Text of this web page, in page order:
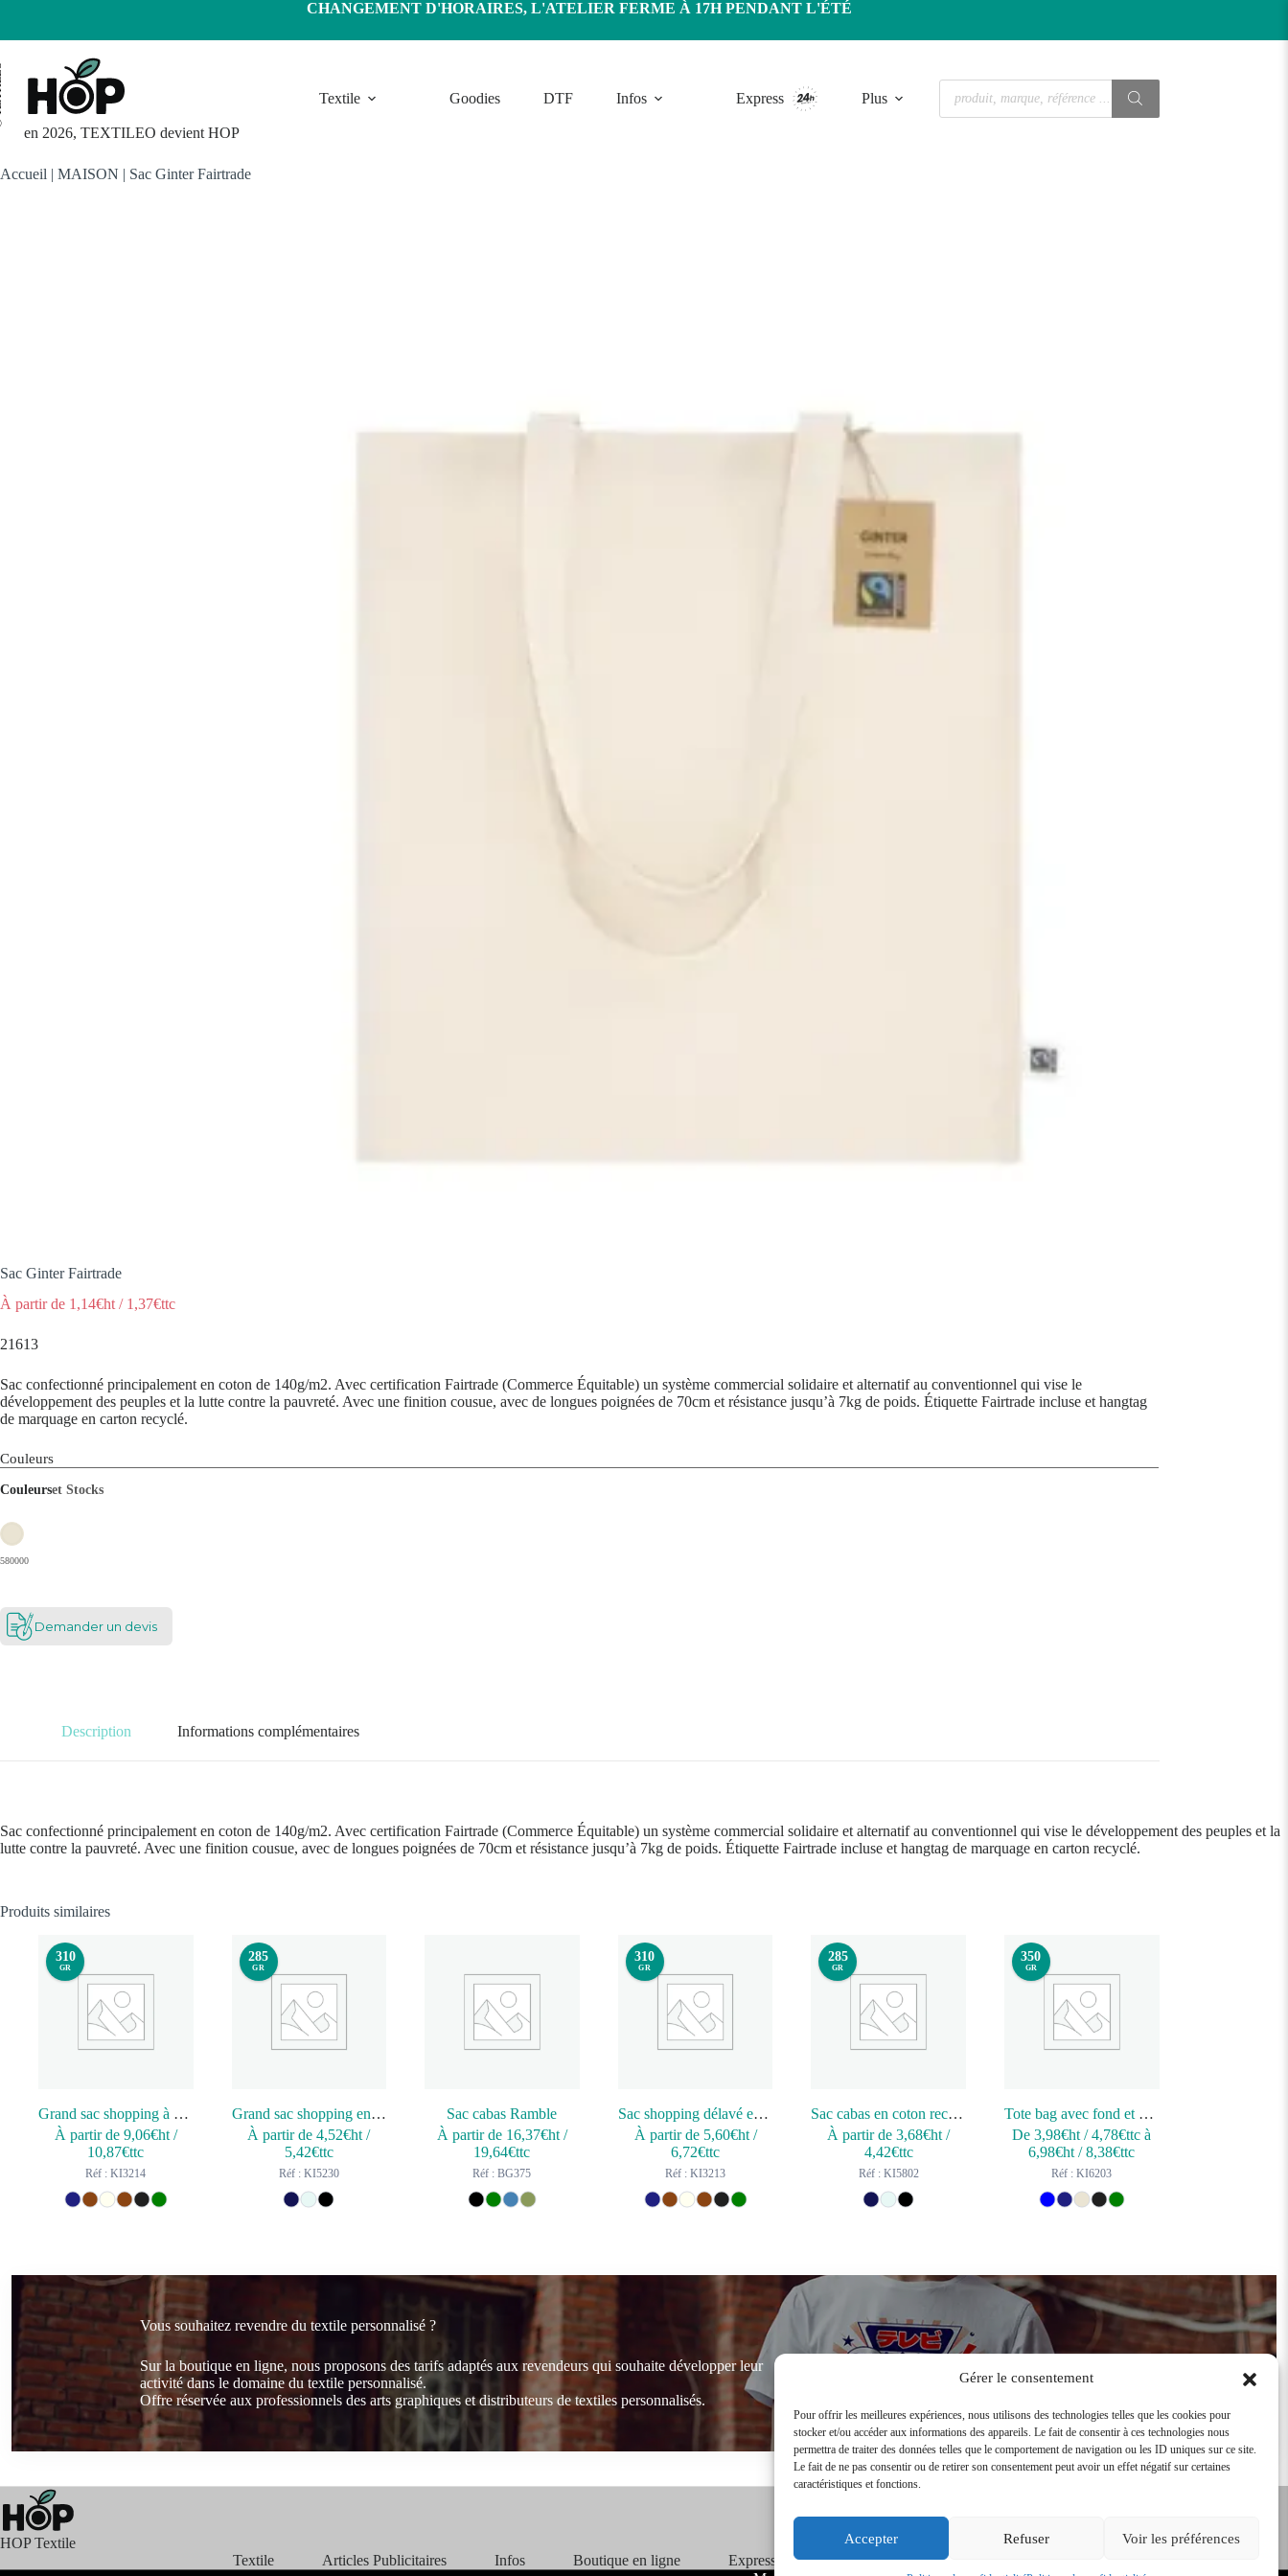
Gérer le consentement
Pour offrir les meilleures expériences, nous utilisons des technologies telles que les cookies pour
stocker et/ou accéder aux informations des appareils. Le fait de consentir à ces technologies nous
permettra de traiter des données telles que le comportement de navigation ou les ID uniques sur ce site.
Le fait de ne pas consentir ou de retirer son consentement peut avoir un effet négatif sur certaines
caractéristiques et fonctions.
Accepter Refuser Voir les préférences
contenu
CHANGEMENT D'HORAIRES, L'ATELIER FERME À 17H PENDANT L'ÉTÉ
en 2026, TEXTILEO devient HOP
Textile Goodies DTF Infos Express Plus
Recherche
produits
Accueil | MAISON | Sac Ginter Fairtrade
Sac Ginter Fairtrade
À partir de 1,14€ht / 1,37€ttc
21613
Sac confectionné principalement en coton de 140g/m2. Avec certification Fairtrade (Commerce Équitable) un système commercial solidaire et alternatif au conventionnel qui vise le
développement des peuples et la lutte contre la pauvreté. Avec une finition cousue, avec de longues poignées de 70cm et résistance jusqu’à 7kg de poids. Étiquette Fairtrade incluse et hangtag
de marquage en carton recyclé.
Couleurs
Couleurset Stocks
580000
Demander un devis
Description Informations complémentaires
Sac confectionné principalement en coton de 140g/m2. Avec certification Fairtrade (Commerce Équitable) un système commercial solidaire et alternatif au conventionnel qui vise le développement des peuples et la
lutte contre la pauvreté. Avec une finition cousue, avec de longues poignées de 70cm et résistance jusqu’à 7kg de poids. Étiquette Fairtrade incluse et hangtag de marquage en carton recyclé.
Produits similaires
310
GR
Grand sac shopping à poche latérale
À partir de 9,06€ht/
10,87€ttc
Réf : KI3214
285
GR
Grand sac shopping en coton recyclé
À partir de4,52€ht /
5,42€ttc
Réf : KI5230
Sac cabas Ramble
À partir de 16,37€ht/
19,64€ttc
Réf : BG375
310
GR
Sac shopping délavé en coton
À partir de 5,60€ht/
6,72€ttc
Réf : KI3213
285
GR
Sac cabas en coton recyclé
À partir de3,68€ht /
4,42€ttc
Réf : KI5802
350
GR
Tote bag avec fond et soufflet
De3,98€ht /4,78€ttc à
6,98€ht /8,38€ttc
Réf : KI6203
Vous souhaitez revendre du textile personnalisé ?
Sur la boutique en ligne, nous proposons des tarifs adaptés aux revendeurs qui souhaite développer leur
activité dans le domaine du textile personnalisé.
Offre réservée aux professionnels des arts graphiques et distributeurs de textiles personnalisés.
HOP Textile
Textile
Articles Publicitaires Infos Boutique en ligne Express 24H
Tarifs Revendeurs